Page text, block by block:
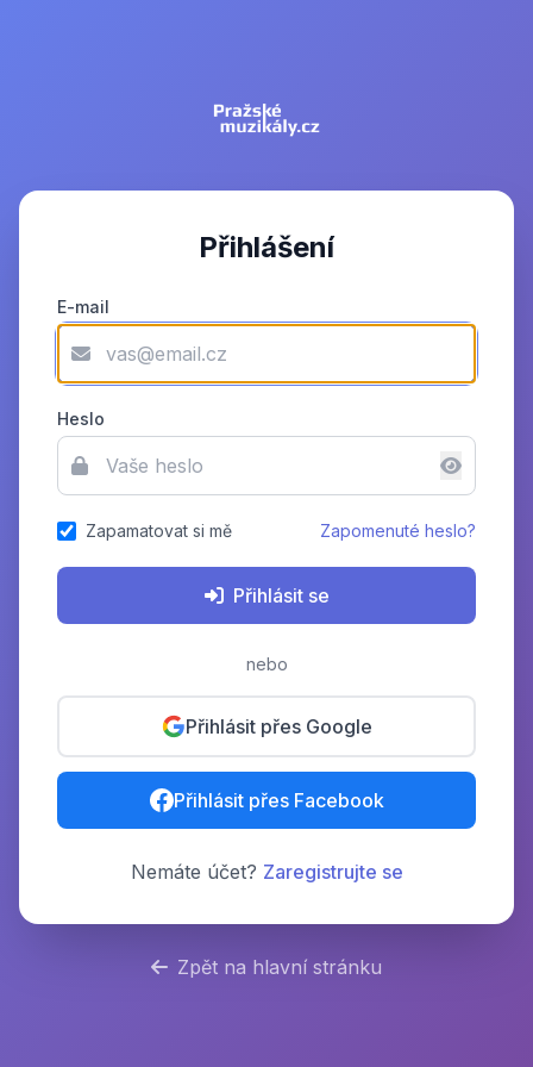
Přihlášení
E-mail
Heslo
Zapamatovat si mě Zapomenuté heslo?
Přihlásit se
nebo
Přihlásit přes Google
Přihlásit přes Facebook
Nemáte účet? Zaregistrujte se
Zpět na hlavní stránku